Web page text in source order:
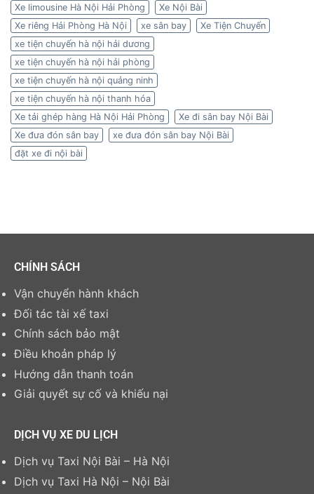
Xe limousine Hà Nội Hải Phòng
Xe Nội Bài
Xe riêng Hải Phòng Hà Nội
xe sân bay
Xe Tiện Chuyến
xe tiện chuyến hà nội hải dương
xe tiện chuyến hà nội hải phòng
xe tiện chuyến hà nội quảng ninh
xe tiện chuyến hà nội thanh hóa
Xe tải ghép hàng Hà Nội Hải Phòng
Xe đi sân bay Nội Bài
Xe đưa đón sân bay
xe đưa đón sân bay Nội Bài
đặt xe đi nội bài
CHÍNH SÁCH
Vận chuyển hành khách
Đối tác tài xế taxi
Chính sách bảo mật
Điều khoản pháp lý
Hướng dẫn thanh toán
Giải quyết sự cố và khiếu nại
DỊCH VỤ XE DU LỊCH
Dịch vụ Taxi Nội Bài – Hà Nội
Dịch vụ Taxi Hà Nội – Nội Bài